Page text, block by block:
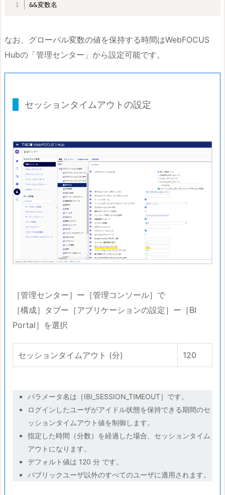
&&変数名
なお、グローバル変数の値を保持する時間はWebFOCUS
Hubの「管理センター」から設定可能です。
セッションタイムアウトの設定
［管理センター］ー［管理コンソール］で
［構成］タブー［アプリケーションの設定］ー［BI
Portal］を選択
セッションタイムアウト (分) 120
パラメータ名は［IBI_SESSION_TIMEOUT］です。
ログインしたユーザがアイドル状態を保持できる期間のセ
ッションタイムアウト値を制御します。
指定した時間（分数）を経過した場合、セッションタイム
アウトになります。
デフォルト値は 120 分 です。
パブリックユーザ以外のすべてのユーザに適用されます。